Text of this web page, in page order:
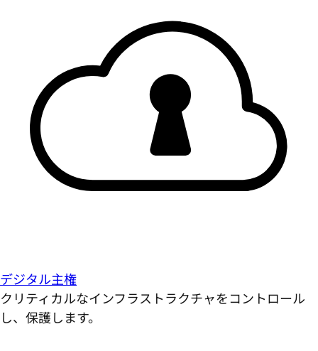
デジタル主権
クリティカルなインフラストラクチャをコントロール
し、保護します。